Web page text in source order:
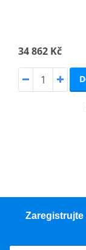
34 862 Kč
Zaregistrujte